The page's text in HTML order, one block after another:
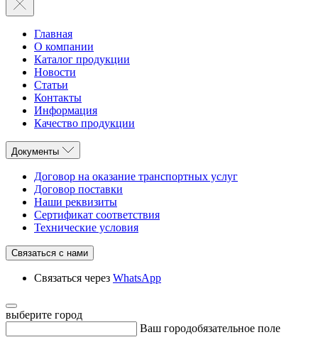
Главная
О компании
Каталог продукции
Новости
Статьи
Контакты
Информация
Качество продукции
Документы
Договор на оказание транспортных услуг
Договор поставки
Наши реквизиты
Сертификат соответствия
Технические условия
Связаться с нами
Связаться через WhatsApp
выберите город
Ваш городобязательное поле